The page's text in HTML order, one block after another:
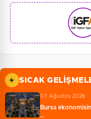
SICAK
07 Ağustos 2026
Bursa
…